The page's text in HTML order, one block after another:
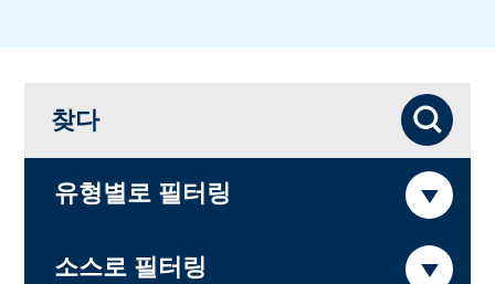
유형별로 필터링
소스로 필터링
찾다 찾다